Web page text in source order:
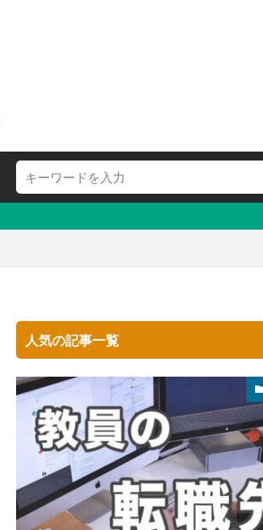
人気の記事一覧